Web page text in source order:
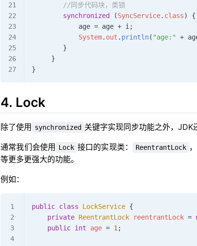
        //同步代码块，类锁
        synchronized
(SyncService. class) {
            age
= age +
            System
. out . println( "age:" +
        }
     }
}
4. Lock
除了使用 synchronized 关键字实现同步功能之外，JDK
通常我们会使用 Lock 接口的实现类： ReentrantLock
等更多更强大的功能。
例如：
public class LockService {
    private
ReentrantLock reentrantLock =
    public
int age = 1 ;